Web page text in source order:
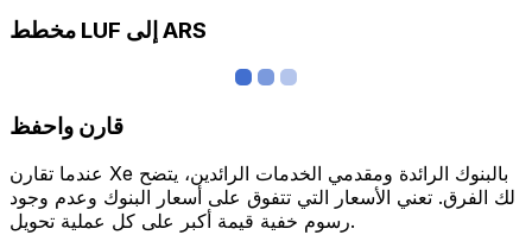
مخطط LUF إلى ARS
قارن واحفظ
عندما تقارن Xe بالبنوك الرائدة ومقدمي الخدمات الرائدين، يتضح
لك الفرق. تعني الأسعار التي تتفوق على أسعار البنوك وعدم وجود
رسوم خفية قيمة أكبر على كل عملية تحويل.